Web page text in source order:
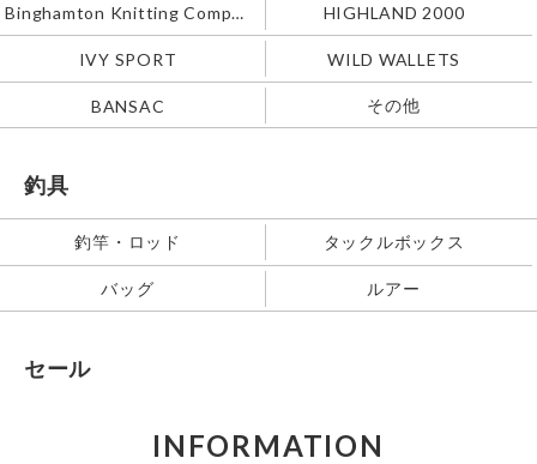
Binghamton Knitting Company HIGHLAND 2000
IVY SPORT WILD WALLETS
BANSAC その他
釣具
釣竿・ロッド タックルボックス
バッグ ルアー
セール
INFORMATION